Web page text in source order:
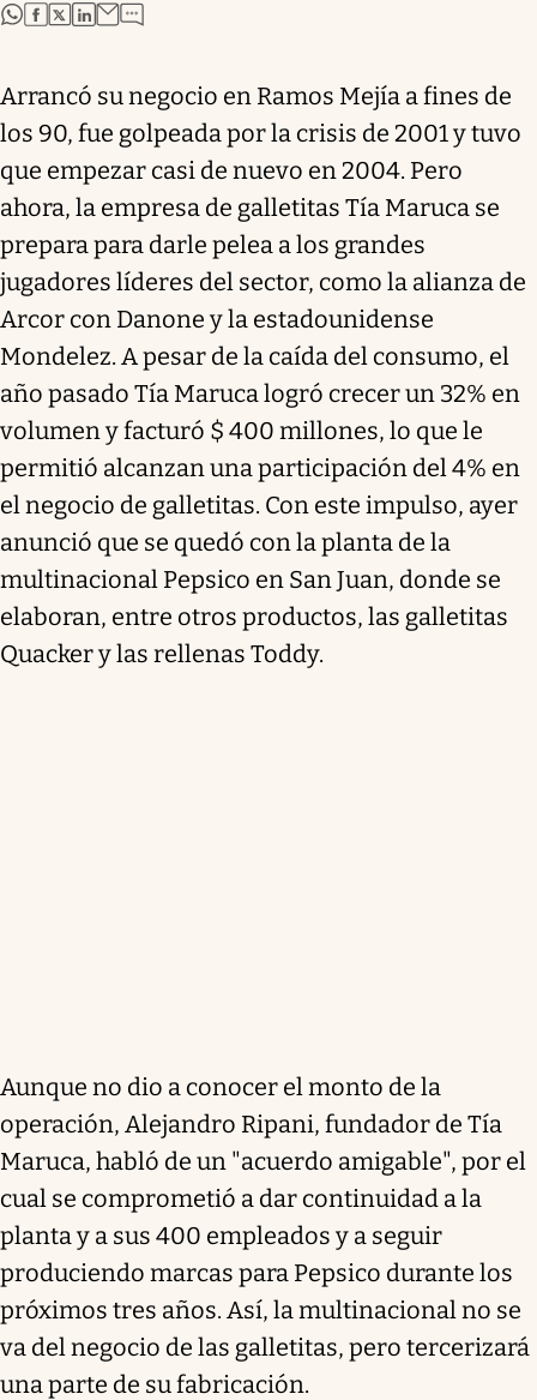
abre en nueva pestaña
abre en nueva pestaña
abre en nueva pestaña
abre en nueva pestaña
Arrancó su negocio en Ramos Mejía a fines de
los 90, fue golpeada por la crisis de 2001 y tuvo
que empezar casi de nuevo en 2004. Pero
ahora, la empresa de galletitas Tía Maruca se
prepara para darle pelea a los grandes
jugadores líderes del sector, como la alianza de
Arcor con Danone y la estadounidense
Mondelez. A pesar de la caída del consumo, el
año pasado Tía Maruca logró crecer un 32% en
volumen y facturó $ 400 millones, lo que le
permitió alcanzan una participación del 4% en
el negocio de galletitas. Con este impulso, ayer
anunció que se quedó con la planta de la
multinacional Pepsico en San Juan, donde se
elaboran, entre otros productos, las galletitas
Quacker y las rellenas Toddy.
Aunque no dio a conocer el monto de la
operación, Alejandro Ripani, fundador de Tía
Maruca, habló de un "acuerdo amigable", por el
cual se comprometió a dar continuidad a la
planta y a sus 400 empleados y a seguir
produciendo marcas para Pepsico durante los
próximos tres años. Así, la multinacional no se
va del negocio de las galletitas, pero tercerizará
una parte de su fabricación.